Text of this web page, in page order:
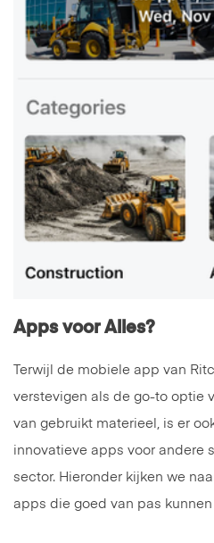
Apps voor Alles?
Terwijl de mobiele app van
verstevigen als de go-to optie
van gebruikt materieel, is er
innovatieve apps voor andere
sector. Hieronder kijken we
apps die goed van pas